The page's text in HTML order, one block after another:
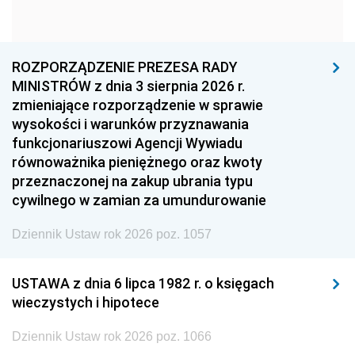
1957 1956
1954 1953
1951 1950
1948 1947
1945 1944 1939
1938 1937 1936
1935 1934
1929 1928 1927
ROZPORZĄDZENIE PREZESA RADY
MINISTRÓW z dnia 3 sierpnia 2026 r.
zmieniające rozporządzenie w sprawie
wysokości i warunków przyznawania
funkcjonariuszowi Agencji Wywiadu
równoważnika pieniężnego oraz kwoty
przeznaczonej na zakup ubrania typu
cywilnego w zamian za umundurowanie
Dziennik Ustaw rok 2026 poz. 1057
USTAWA z dnia 6 lipca 1982 r. o księgach
wieczystych i hipotece
Dziennik Ustaw rok 2026 poz. 1066